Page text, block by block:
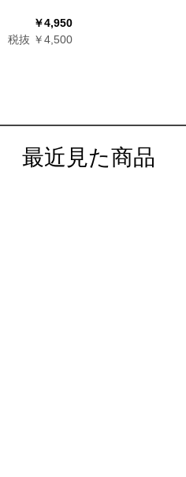
￥4,950
税抜 ￥4,500
最近見た商品